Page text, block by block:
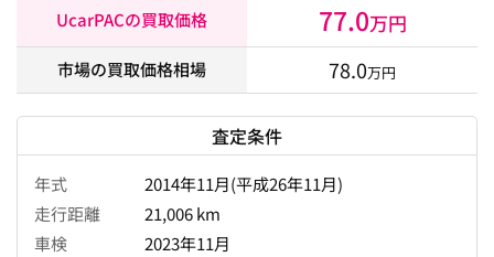
UcarPACの買取価格 77.0万円
市場の買取価格相場 78.0万円
査定条件
年式
2014年11月(平成26年11月)
走行距離
21,006 km
車検
2023年11月